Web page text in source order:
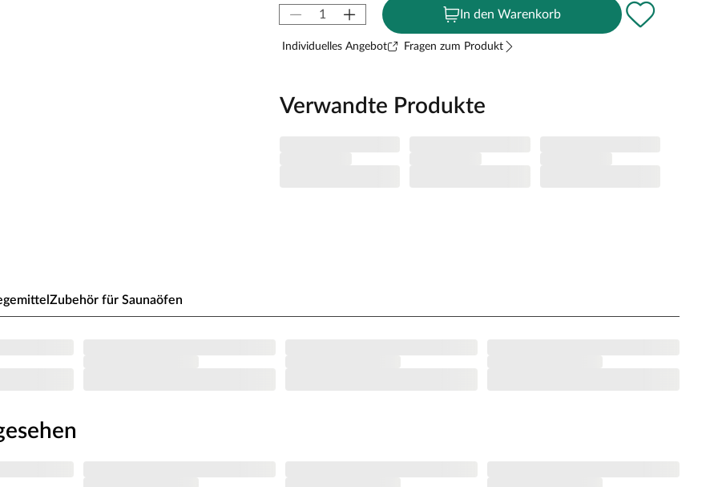
aufgrund dessen unempfindlich gegenüber
78 x 187,1 cm und ein Durchgangsmaß von
die braunen Türbeschläge frei justierbar. Sie ist
In den Warenkorb
Individuelles Angebot Fragen zum Produkt
Verwandte Produkte
Zubehör für Saunaöfen